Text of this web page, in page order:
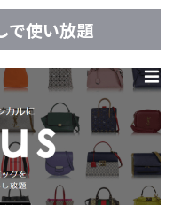
で使い放題